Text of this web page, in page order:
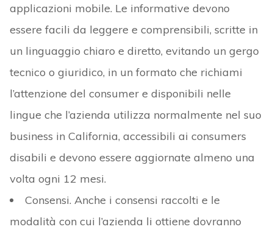
applicazioni mobile. Le informative devono
essere facili da leggere e comprensibili, scritte in
un linguaggio chiaro e diretto, evitando un gergo
tecnico o giuridico, in un formato che richiami
l’attenzione del consumer e disponibili nelle
lingue che l’azienda utilizza normalmente nel suo
business in California, accessibili ai consumers
disabili e devono essere aggiornate almeno una
volta ogni 12 mesi.
Consensi. Anche i consensi raccolti e le
modalità con cui l’azienda li ottiene dovranno